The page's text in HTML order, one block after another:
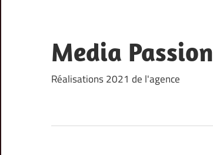
content
Media Passion
Réalisations 2021 de l'agence